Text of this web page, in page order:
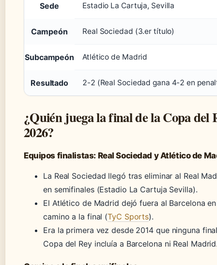
Sede Estadio La Cartuja, Sevilla
Campeón Real Sociedad (3.er título)
Subcampeón Atlético de Madrid
Resultado 2-2 (Real Sociedad gana 4-2 en
¿Quién juega la final de la Copa del
2026?
Equipos finalistas: Real Sociedad y Atlético de
La Real Sociedad llegó tras eliminar al Real
en semifinales (Estadio La Cartuja Sevilla).
El Atlético de Madrid dejó fuera al Barcelona
camino a la final (TyC Sports).
Era la primera vez desde 2014 que ninguna
Copa del Rey incluía a Barcelona ni Real